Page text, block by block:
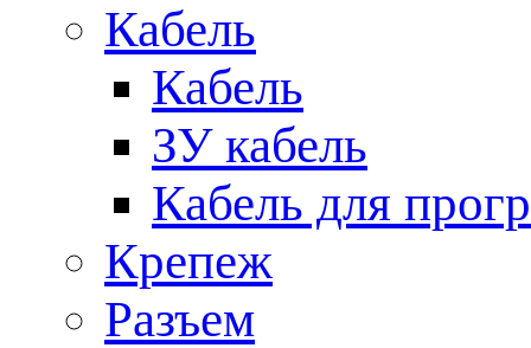
Кабель
Кабель
ЗУ кабель
Кабель для
Крепеж
Разъем